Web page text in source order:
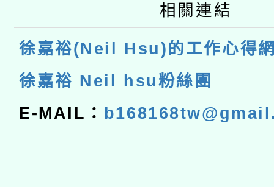
相關連結
徐嘉裕(Neil Hsu)的工作心得
徐嘉裕 Neil hsu粉絲團
E-MAIL：